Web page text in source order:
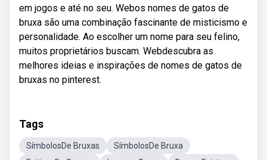
em jogos e até no seu. Webos nomes de gatos de
bruxa são uma combinação fascinante de misticismo e
personalidade. Ao escolher um nome para seu felino,
muitos proprietários buscam. Webdescubra as
melhores ideias e inspirações de nomes de gatos de
bruxas no pinterest.
Tags
SímbolosDe Bruxas
SímbolosDe Bruxa